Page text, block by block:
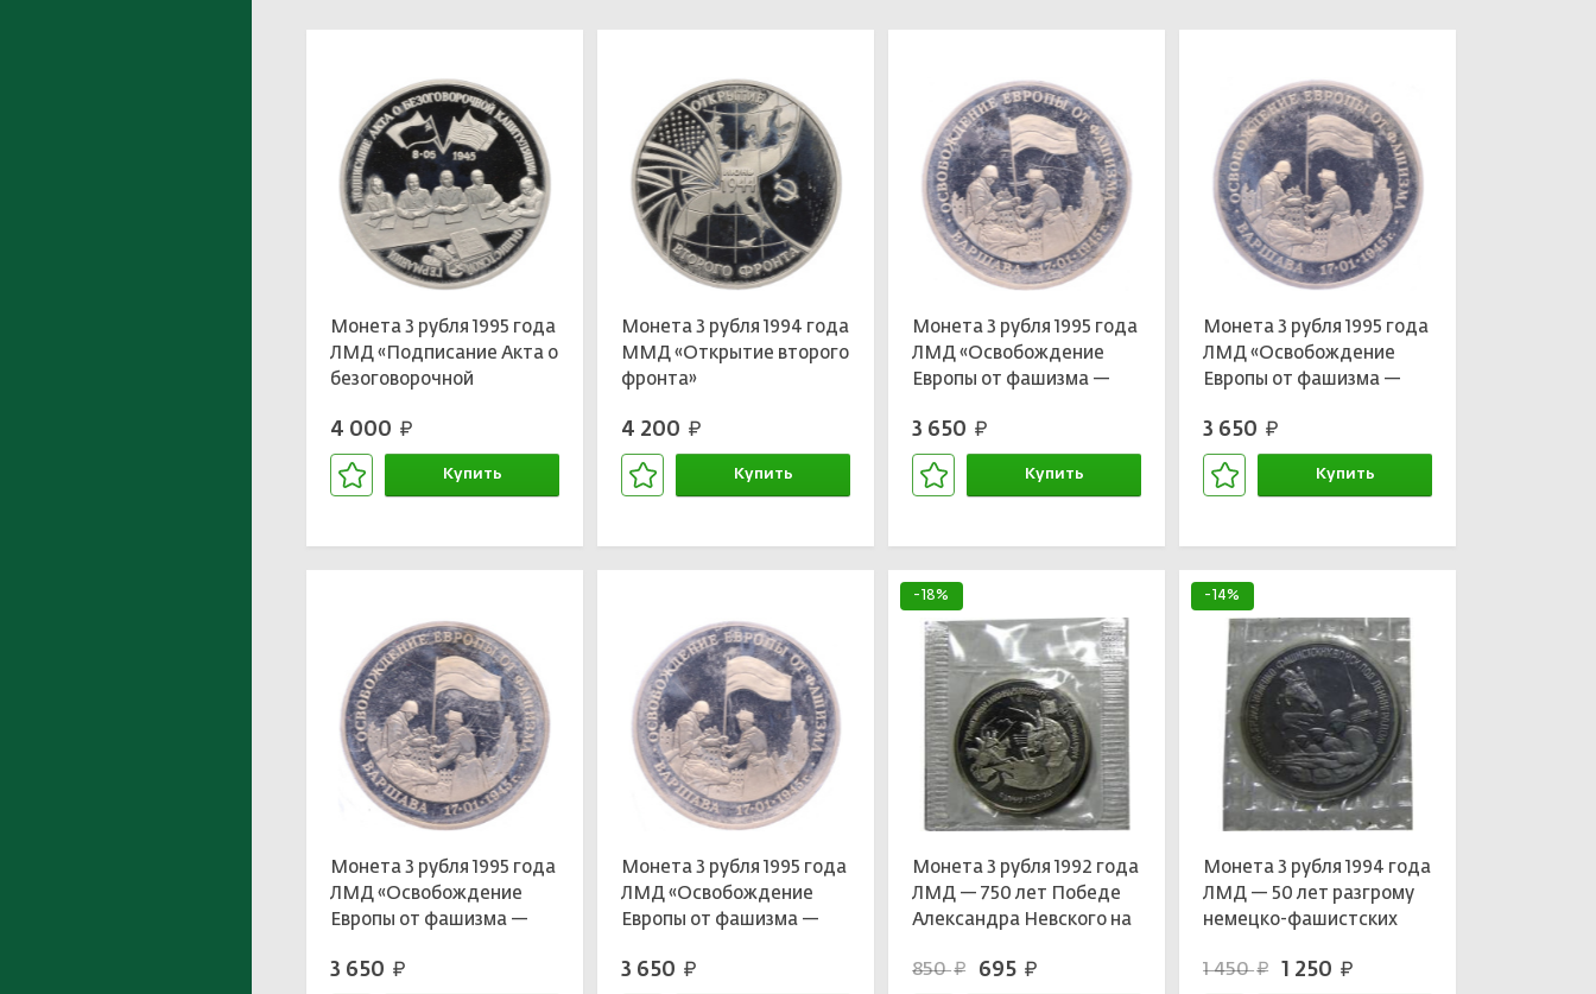
Монета 3 рубля 1995 года
ЛМД «Подписание Акта о
безоговорочной
фашистской Германии»
4 000 руб.
Купить
Монета 3 рубля 1994 года
ММД «Открытие второго
фронта»
4 200 руб.
Купить
Монета 3 рубля 1995 года
ЛМД «Освобождение
Европы от фашизма —
3 650 руб.
Купить
Монета 3 рубля 1995 года
ЛМД «Освобождение
Европы от фашизма —
3 650 руб.
Купить
Монета 3 рубля 1995 года
ЛМД «Освобождение
Европы от фашизма —
3 650 руб.
Монета 3 рубля 1995 года
ЛМД «Освобождение
Европы от фашизма —
3 650 руб.
-18%
Монета 3 рубля 1992 года
ЛМД — 750 лет Победе
Александра Невского на
850руб. 695 руб.
-14%
Монета 3 рубля 1994 года
ЛМД — 50 лет разгрому
немецко-фашистских
1 450руб. 1 250 руб.